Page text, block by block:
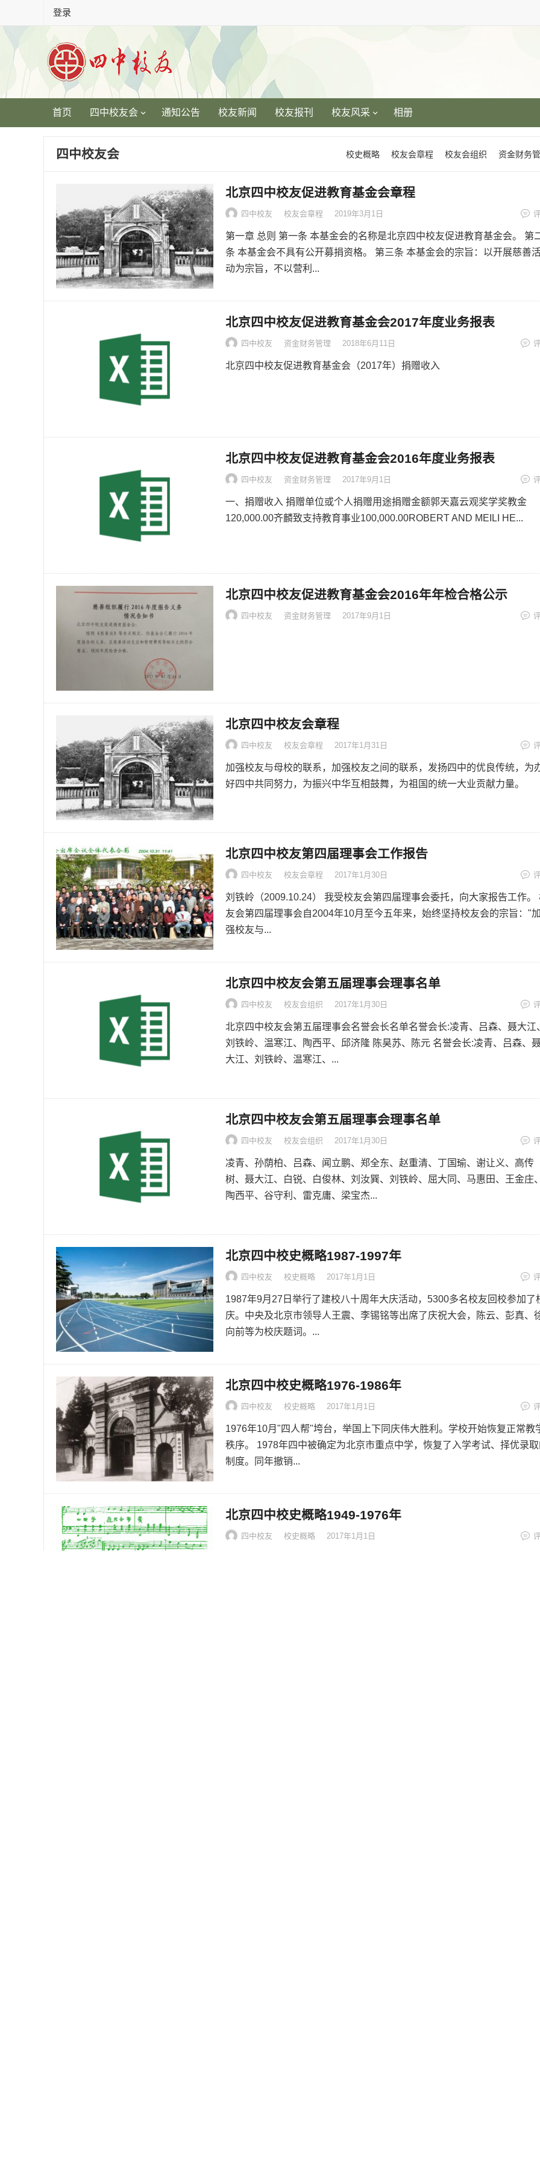
登录
首页 四中校友会 通知公告 校友新闻 校友报刊 校友风采 相册
四中校友会 校史概略 校友会章程 校友会组织 资金财务
北京四中校友促进教育基金会章程
四中校友 校友会章程 2019年3月1日
第一章 总则 第一条 本基金会的名称是北京四中校友促进教育基金会。 第
条 本基金会不具有公开募捐资格。 第三条 本基金会的宗旨：以开展慈善
动为宗旨，不以营利...
北京四中校友促进教育基金会2017年度业务报表
四中校友 资金财务管理 2018年6月11日
北京四中校友促进教育基金会（2017年）捐赠收入
北京四中校友促进教育基金会2016年度业务报表
四中校友 资金财务管理 2017年9月1日
一、捐赠收入 捐赠单位或个人捐赠用途捐赠金额郭天嘉云观奖学奖教金
120,000.00齐麟致支持教育事业100,000.00ROBERT AND MEILI HE...
北京四中校友促进教育基金会2016年年检合格公示
四中校友 资金财务管理 2017年9月1日
北京四中校友会章程
四中校友 校友会章程 2017年1月31日
加强校友与母校的联系，加强校友之间的联系，发扬四中的优良传统，为
好四中共同努力，为振兴中华互相鼓舞，为祖国的统一大业贡献力量。
北京四中校友第四届理事会工作报告
四中校友 校友会章程 2017年1月30日
刘铁岭（2009.10.24） 我受校友会第四届理事会委托，向大家报告工作。
友会第四届理事会自2004年10月至今五年来，始终坚持校友会的宗旨："加
强校友与...
北京四中校友会第五届理事会理事名单
四中校友 校友会组织 2017年1月30日
北京四中校友会第五届理事会名誉会长名单名誉会长:凌青、吕森、聂大江
刘铁岭、温寒江、陶西平、邱济隆 陈昊苏、陈元 名誉会长:凌青、吕森、
大江、刘铁岭、温寒江、...
北京四中校友会第五届理事会理事名单
四中校友 校友会组织 2017年1月30日
凌青、孙荫柏、吕森、闻立鹏、郑全东、赵重清、丁国瑜、谢让义、高传
树、聂大江、白锐、白俊林、刘汝巽、刘铁岭、屈大同、马惠田、王金庄、
陶西平、谷守利、雷克庸、梁宝杰...
北京四中校史概略1987-1997年
四中校友 校史概略 2017年1月1日
1987年9月27日举行了建校八十周年大庆活动，5300多名校友回校参加了
庆。中央及北京市领导人王震、李锡铭等出席了庆祝大会，陈云、彭真、
向前等为校庆题词。...
北京四中校史概略1976-1986年
四中校友 校史概略 2017年1月1日
1976年10月"四人帮"垮台，举国上下同庆伟大胜利。学校开始恢复正常教
秩序。 1978年四中被确定为北京市重点中学，恢复了入学考试、择优录取
制度。同年撤销...
北京四中校史概略1949-1976年
四中校友 校史概略 2017年1月1日